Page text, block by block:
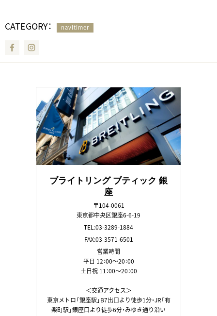
CATEGORY： navitimer
Facebook
ブライトリング ブティック 銀
座
〒104-0061
東京都中央区銀座6-6-19
TEL:03-3289-1884
FAX:03-3571-6501
営業時間
平日 12：00～20：00
土日祝 11：00～20：00
＜交通アクセス＞
東京メトロ「銀座駅」B7出口より徒歩1分・JR「有
楽町駅」銀座口より徒歩6分・みゆき通り沿い